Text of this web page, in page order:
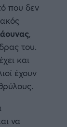
που δεν
,
του.
και
έχουν
να